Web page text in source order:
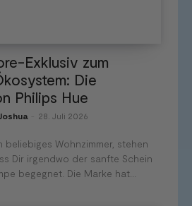
Exklusiv zum
Die
Philips Hue
28. Juli 2026
beliebiges Wohnzimmer, stehen
Dir irgendwo der sanfte Schein
begegnet. Die Marke hat...